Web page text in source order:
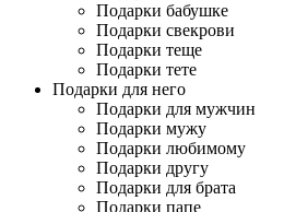
Подарки бабушке
Подарки свекрови
Подарки теще
Подарки тете
Подарки для него
Подарки для мужчин
Подарки мужу
Подарки любимому
Подарки другу
Подарки для брата
Подарки папе